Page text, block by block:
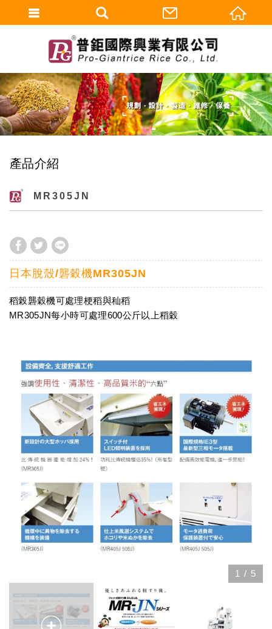
產品介紹
MR305JN
日本脫殼/礱穀機MR305JN
稻榖礱穀機可處理梗稻與秈稻
MR305JN每小時可處理600公斤以上稻穀
1 / 5